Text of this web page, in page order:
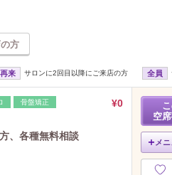
方
再来 サロンに2回目以降にご来店の方 全員
骨盤矯正
¥0
、各種無料相談
空
メ